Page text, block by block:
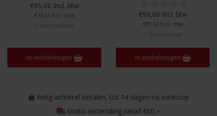
€95,00 Incl. btw
€78,51 Excl. btw
Beschikbaar
In winkelwagen
€99,00 Incl. btw
€81,82 Excl. btw
Beschikbaar
In winkelwagen
Veilig achteraf betalen, tot 14 dagen na aankoop
Gratis verzending vanaf €60,=